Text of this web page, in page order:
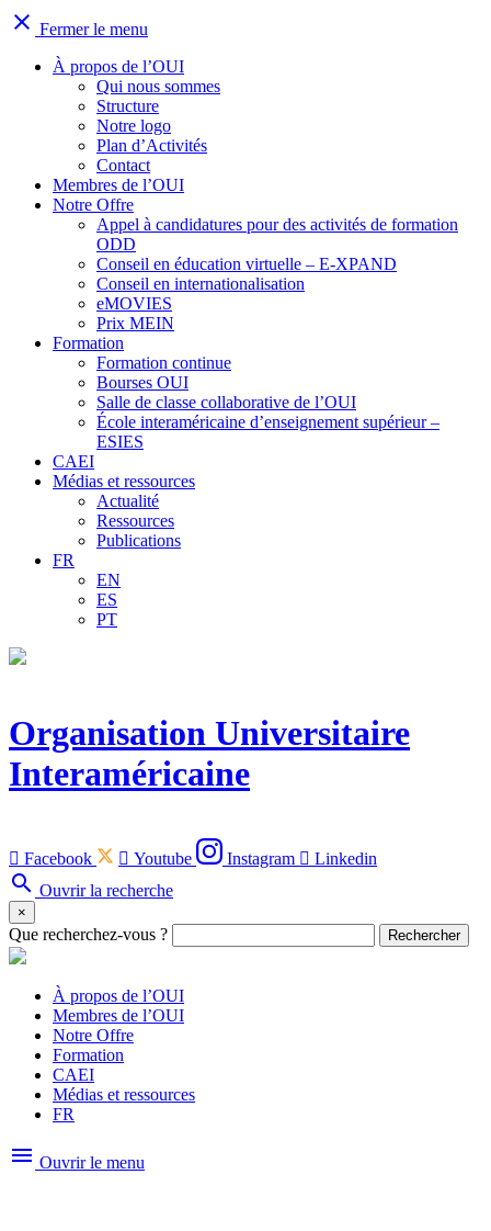
close Fermer le menu
À propos de l’OUI
Qui nous sommes
Structure
Notre logo
Plan d’Activités
Contact
Membres de l’OUI
Notre Offre
Appel à candidatures pour des activités de formation
ODD
Conseil en éducation virtuelle – E-XPAND
Conseil en internationalisation
eMOVIES
Prix MEIN
Formation
Formation continue
Bourses OUI
Salle de classe collaborative de l’OUI
École interaméricaine d’enseignement supérieur –
ESIES
CAEI
Médias et ressources
Actualité
Ressources
Publications
FR
EN
ES
PT
Organisation Universitaire
Interaméricaine
 Facebook  Youtube Instagram  Linkedin
search Ouvrir la recherche
×
Que recherchez-vous ? Rechercher
À propos de l’OUI
Membres de l’OUI
Notre Offre
Formation
CAEI
Médias et ressources
FR
menu Ouvrir le menu